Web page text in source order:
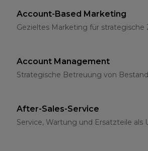
Account-Based Marketing
Gezieltes Marketing für strategische
Account Management
Strategische Betreuung von
After-Sales-Service
Service, Wartung und Ersatzteile als